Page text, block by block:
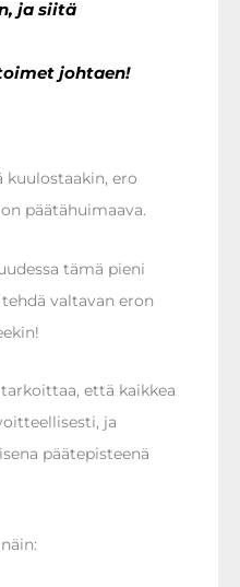
ja siitä
johtaen!
ero
päätähuimaava.
tämä pieni
valtavan eron
että kaikkea
ja
päätepisteenä